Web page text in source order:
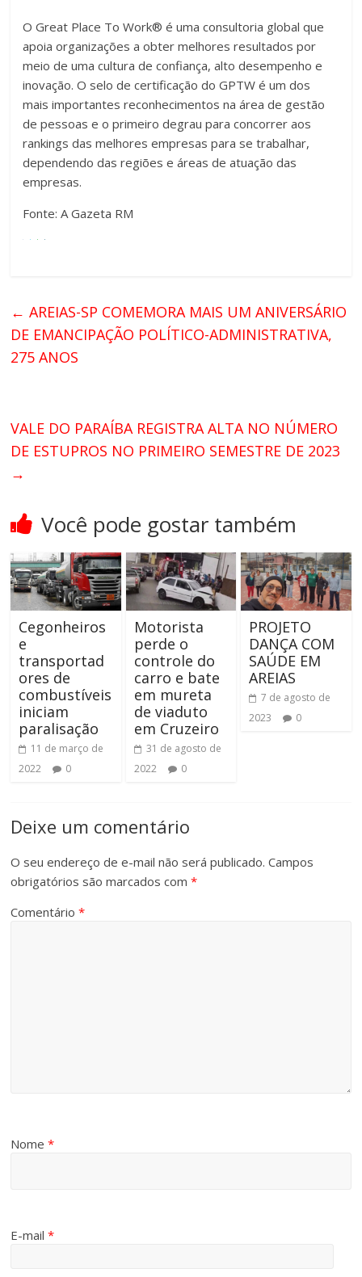
O Great Place To Work® é uma consultoria global que
apoia organizações a obter melhores resultados por
meio de uma cultura de confiança, alto desempenho e
inovação. O selo de certificação do GPTW é um dos
mais importantes reconhecimentos na área de gestão
de pessoas e o primeiro degrau para concorrer aos
rankings das melhores empresas para se trabalhar,
dependendo das regiões e áreas de atuação das
empresas.
Fonte: A Gazeta RM
← AREIAS-SP COMEMORA MAIS UM ANIVERSÁRIO
DE EMANCIPAÇÃO POLÍTICO-ADMINISTRATIVA,
275 ANOS
VALE DO PARAÍBA REGISTRA ALTA NO NÚMERO
DE ESTUPROS NO PRIMEIRO SEMESTRE DE 2023
→
Você pode gostar também
Cegonheiros
e
transportad
ores de
combustíveis
iniciam
paralisação
11 de março de
2022
0
Motorista
perde o
controle do
carro e bate
em mureta
de viaduto
em Cruzeiro
31 de agosto de
2022
0
PROJETO
DANÇA COM
SAÚDE EM
AREIAS
7 de agosto de
2023
0
Deixe um comentário
O seu endereço de e-mail não será publicado. Campos
obrigatórios são marcados com*
Comentário*
Nome*
E-mail*